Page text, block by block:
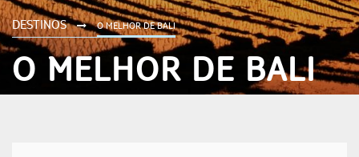
DESTINOS O MELHOR DE BALI
O MELHOR DE BALI